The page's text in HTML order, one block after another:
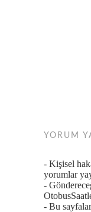
YORUM
- Kişisel
yorumlar
-
- Bu